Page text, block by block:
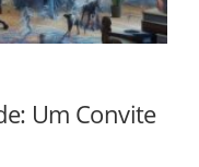
Um Convite